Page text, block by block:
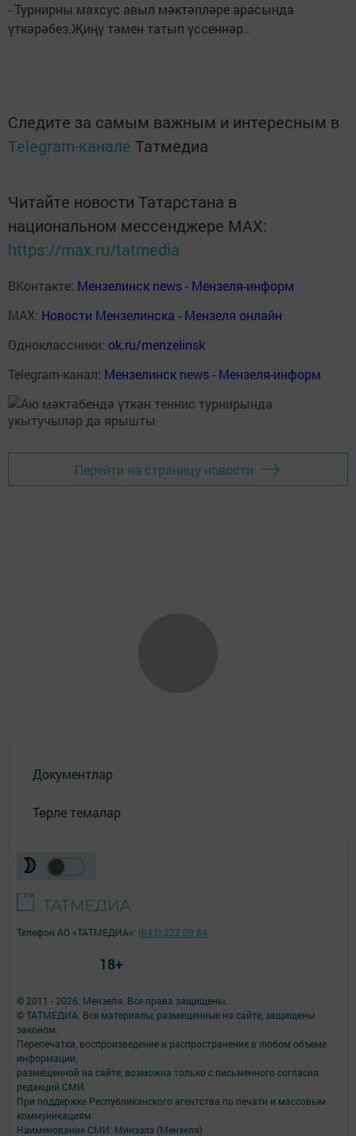
- Турнирны махсус авыл мәктәпләре арасында
үткәрәбез.Җиңү тәмен татып үссеннәр..
Следите за самым важным и интересным в
Telegram-канале Татмедиа
Читайте новости Татарстана в
национальном мессенджере MАХ:
https://max.ru/tatmedia
ВКонтакте: Мензелинск news - Мензеля-информ
MAX: Новости Мензелинска - Мензеля онлайн
Одноклассники: ok.ru/menzelinsk
Telegram-канал: Мензелинск news - Мензеля-информ
Перейти на страницу новости
Документлар
Төрле темалар
© 2011 - 2026. Мензеля. Все права защищены.
© ТАТМЕДИА. Все материалы, размещенные на сайте, защищены
законом.
Перепечатка, воспроизведение и распространение в любом объеме
информации,
размещенной на сайте, возможна только с письменного согласия
редакций СМИ.
При поддержке Республиканского агентства по печати и массовым
коммуникациям.
Наименование СМИ: Минзэлэ (Мензеля)
Телефон АО «ТАТМЕДИА»: (843) 222 09 84
18+